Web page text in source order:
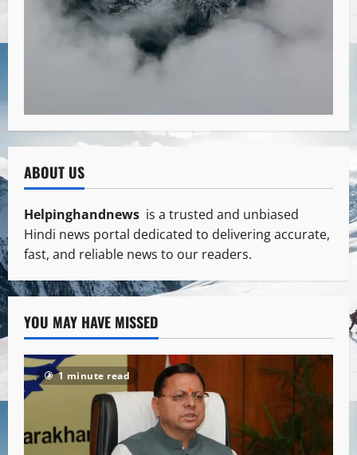
ABOUT US
Helpinghandnews is a trusted and unbiased
Hindi news portal dedicated to delivering accurate,
fast, and reliable news to our readers.
YOU MAY HAVE MISSED
1 minute read